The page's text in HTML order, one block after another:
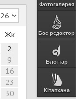
Фотогалерея
Бас редактор
Блогтар
Кітапхана
Жк
2
9
16
23
30